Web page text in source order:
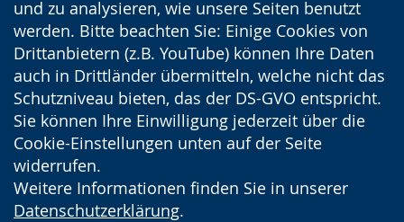
und zu analysieren, wie unsere Seiten benutzt
werden. Bitte beachten Sie: Einige Cookies von
Drittanbietern (z.B. YouTube) können Ihre Daten
auch in Drittländer übermitteln, welche nicht das
Schutzniveau bieten, das der DS-GVO entspricht.
Sie können Ihre Einwilligung jederzeit über die
Cookie-Einstellungen unten auf der Seite
widerrufen.
Weitere Informationen finden Sie in unserer
Datenschutzerklärung.